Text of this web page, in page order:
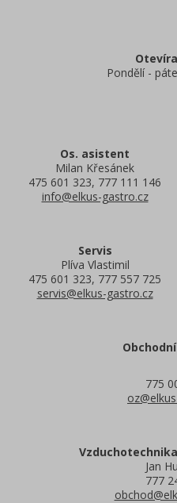
Pondělí -
Os. asistent
Milan Křesánek
475 601 323, 777 111 146
info@elkus-gastro.cz
Servis
Plíva Vlastimil
475 601 323, 777 557 725
servis@elkus-gastro.cz
775
Jan
777